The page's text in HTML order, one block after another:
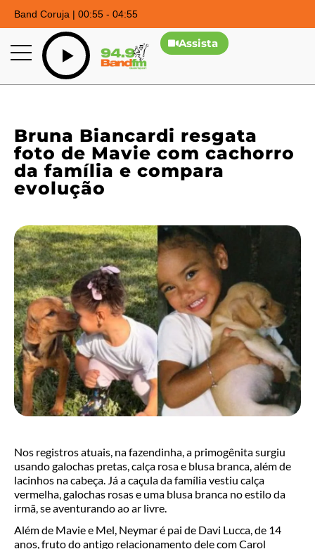
Band Coruja | 00:55 - 04:55
Assista
Bruna Biancardi resgata
foto de Mavie com cachorro
da família e compara
evolução
Nos registros atuais, na fazendinha, a primogênita surgiu
usando galochas pretas, calça rosa e blusa branca, além de
lacinhos na cabeça. Já a caçula da família vestiu calça
vermelha, galochas rosas e uma blusa branca no estilo da
irmã, se aventurando ao ar livre.
Além de Mavie e Mel, Neymar é pai de Davi Lucca, de 14
anos, fruto do antigo relacionamento dele com Carol